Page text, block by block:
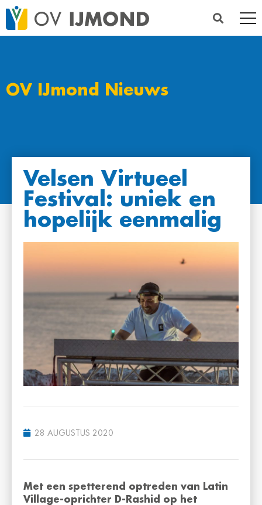
OV IJmond Nieuws
Velsen Virtueel
Festival: uniek en
hopelijk eenmalig
28 AUGUSTUS 2020
Met een spetterend optreden van Latin
Village-oprichter D-Rashid op het